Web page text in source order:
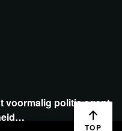
voormalig politie agent
TOP